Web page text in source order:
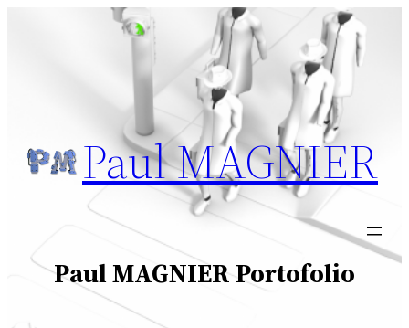
Paul MAGNIER
Paul MAGNIER Portofolio